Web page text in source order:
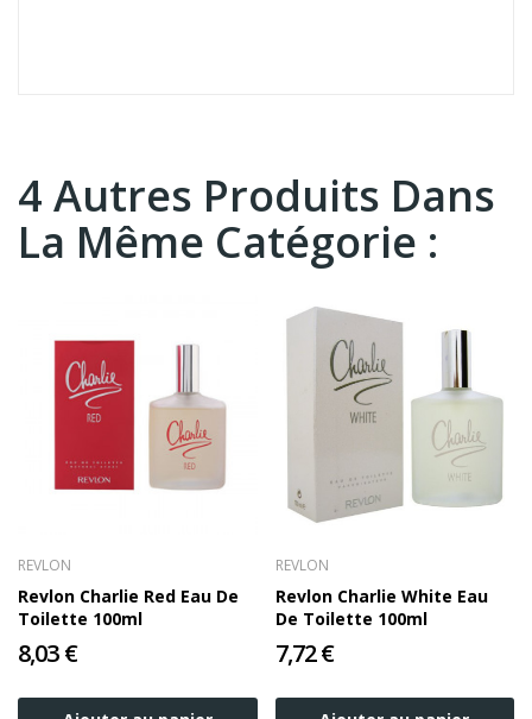
4 Autres Produits Dans
La Même Catégorie :
REVLON
Revlon Charlie Red Eau De
Toilette 100ml
8,03 €
REVLON
Revlon Charlie White Eau
De Toilette 100ml
7,72 €